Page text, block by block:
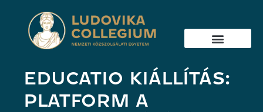
EDUCATIO KIÁLLÍTÁS:
PLATFORM A